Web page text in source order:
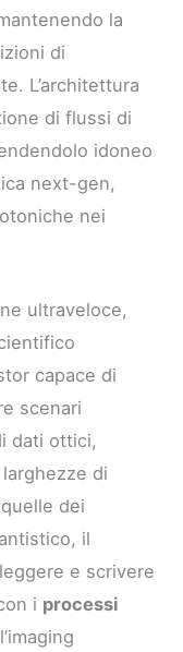
la
di
L’architettura
di flussi di
idoneo
next-gen,
nei
ultraveloce,
capace di
scenari
dati ottici,
di
dei
il
e scrivere
i processi